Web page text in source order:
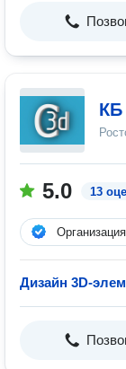
5.0 13
Дизайн 3D-